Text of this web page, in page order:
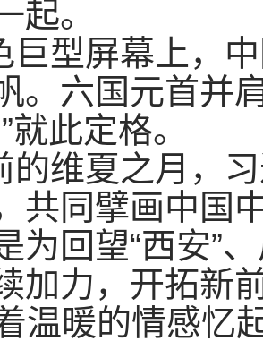
起。
巨型屏幕上，
。六国元首并
就此定格。
的维夏之月，
共同擘画中国
为回望“西安”
加力，开拓新
温暖的情感忆